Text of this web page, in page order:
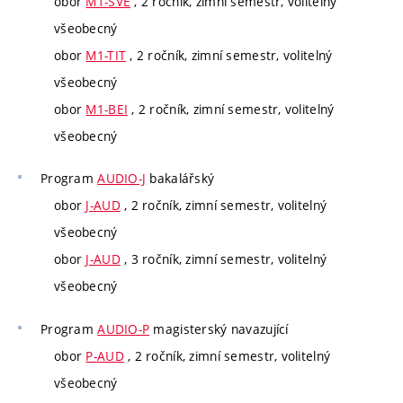
všeobecný
obor M1-TIT , 2 ročník, zimní semestr, volitelný
všeobecný
obor M1-BEI , 2 ročník, zimní semestr, volitelný
všeobecný
ProgramAUDIO-J bakalářský
obor J-AUD, 2 ročník, zimní semestr, volitelný
všeobecný
obor J-AUD, 3 ročník, zimní semestr, volitelný
všeobecný
ProgramAUDIO-P magisterský navazující
obor P-AUD, 2 ročník, zimní semestr, volitelný
všeobecný